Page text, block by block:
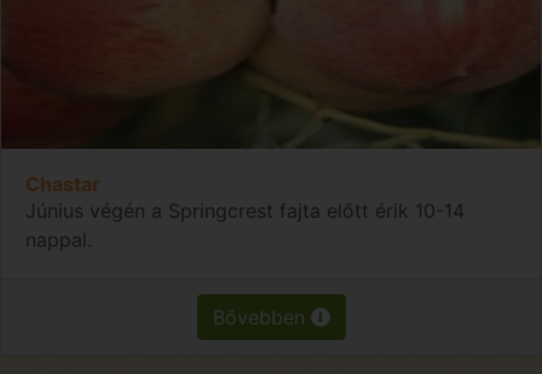
Chastar
Június végén a Springcrest fajta előtt érik 10-14
nappal.
Bővebben